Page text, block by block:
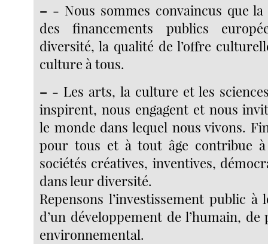
– - Nous sommes convaincus que
des financements publics
diversité, la qualité de l’offre
culture à tous.
– - Les arts, la culture et les
inspirent, nous engagent et nous
le monde dans lequel nous vivons.
pour tous et à tout âge contribue à
sociétés créatives, inventives,
dans leur diversité.
Repensons l’investissement public à
d’un développement de l’humain,
environnemental.